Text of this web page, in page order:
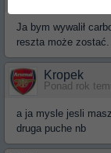
Ja bym wywalił
reszta może zostać.
Kropek
Ponad rok
a ja mysle jesli
druga puche nb